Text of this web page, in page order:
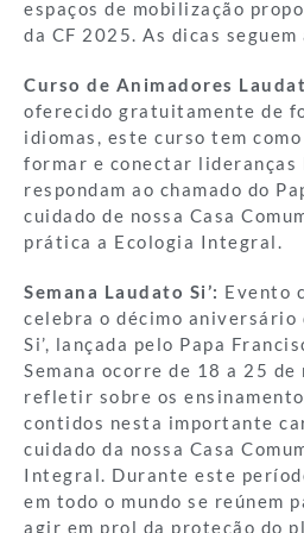
espaços de mobilização
da CF 2025. As dicas seguem
Curso de Animadores
oferecido gratuitamente de
idiomas, este curso tem
formar e conectar lideranças
respondam ao chamado do
cuidado de nossa Casa
prática a Ecologia Integral.
Semana Laudato Si’: Evento
celebra o décimo aniversário
Si’, lançada pelo Papa
Semana ocorre de 18 a 25 de
refletir sobre os
contidos nesta importante
cuidado da nossa Casa
Integral. Durante este
em todo o mundo se reúnem
agir em prol da proteção do